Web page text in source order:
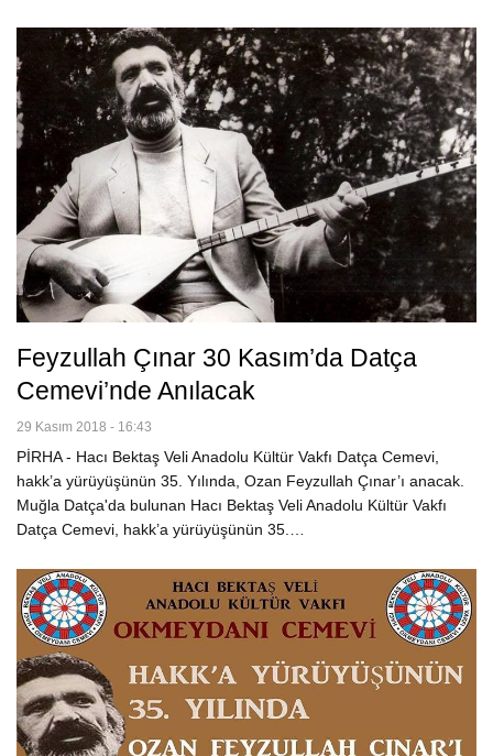
Feyzullah Çınar 30 Kasım’da Datça
Cemevi’nde Anılacak
29 Kasım 2018 - 16:43
PİRHA - Hacı Bektaş Veli Anadolu Kültür Vakfı Datça Cemevi,
hakk’a yürüyüşünün 35. Yılında, Ozan Feyzullah Çınar’ı anacak.
Muğla Datça'da bulunan Hacı Bektaş Veli Anadolu Kültür Vakfı
Datça Cemevi, hakk’a yürüyüşünün 35.…